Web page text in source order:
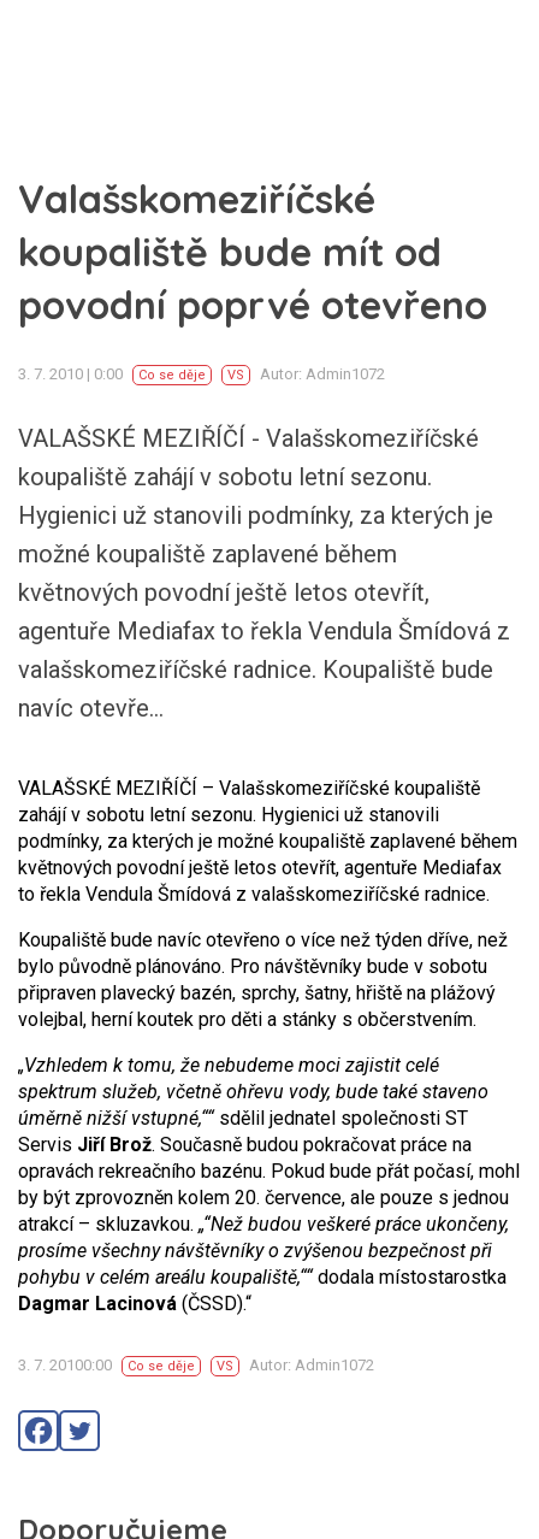
Valašskomeziříčské
koupaliště bude mít od
povodní poprvé otevřeno
3. 7. 2010 | 0:00 Co se děje VS Autor: Admin1072
VALAŠSKÉ MEZIŘÍČÍ - Valašskomeziříčské
koupaliště zahájí v sobotu letní sezonu.
Hygienici už stanovili podmínky, za kterých je
možné koupaliště zaplavené během
květnových povodní ještě letos otevřít,
agentuře Mediafax to řekla Vendula Šmídová z
valašskomeziříčské radnice. Koupaliště bude
navíc otevře...
VALAŠSKÉ MEZIŘÍČÍ – Valašskomeziříčské koupaliště
zahájí v sobotu letní sezonu. Hygienici už stanovili
podmínky, za kterých je možné koupaliště zaplavené během
květnových povodní ještě letos otevřít, agentuře Mediafax
to řekla Vendula Šmídová z valašskomeziříčské radnice.
Koupaliště bude navíc otevřeno o více než týden dříve, než
bylo původně plánováno. Pro návštěvníky bude v sobotu
připraven plavecký bazén, sprchy, šatny, hřiště na plážový
volejbal, herní koutek pro děti a stánky s občerstvením.
„Vzhledem k tomu, že nebudeme moci zajistit celé
spektrum služeb, včetně ohřevu vody, bude také staveno
úměrně nižší vstupné,““sdělil jednatel společnosti ST
Servis Jiří Brož. Současně budou pokračovat práce na
opravách rekreačního bazénu. Pokud bude přát počasí, mohl
by být zprovozněn kolem 20. července, ale pouze s jednou
atrakcí – skluzavkou. „“Než budou veškeré práce ukončeny,
prosíme všechny návštěvníky o zvýšenou bezpečnost při
pohybu v celém areálu koupaliště,““dodala místostarostka
Dagmar Lacinová (ČSSD).“
3. 7. 20100:00 Co se děje VS Autor: Admin1072